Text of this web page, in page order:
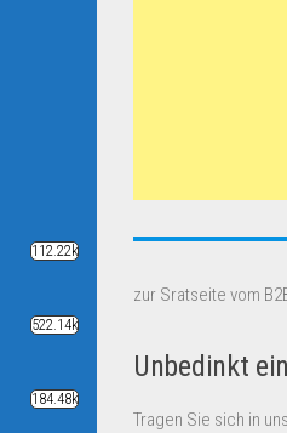
zur Sratseite vom
Unbedinkt
Tragen Sie sich in
112.22k
522.14k
184.48k